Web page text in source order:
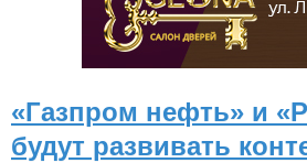
«Газпром нефть» и
будут развивать